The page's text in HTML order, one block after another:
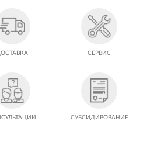
СЕРВИС
СУБСИДИРОВАНИЕ